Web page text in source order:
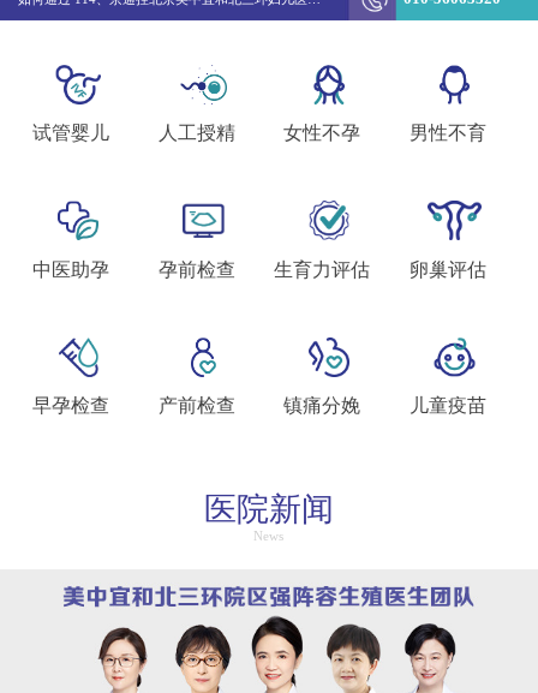
试管婴儿 人工授精 女性不孕 男性不育
中医助孕 孕前检查 生育力评估 卵巢评估
早孕检查 产前检查 镇痛分娩 儿童疫苗
医院新闻
News